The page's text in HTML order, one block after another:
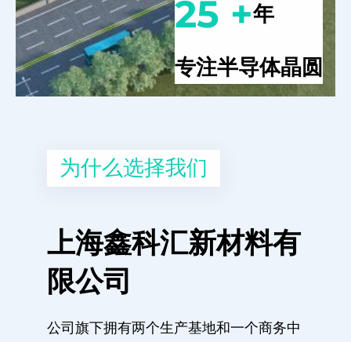
25 +年
专注半导体晶圆
为什么选择我们
上海鑫科汇新材料有
限公司
公司旗下拥有两个生产基地和一个商务中